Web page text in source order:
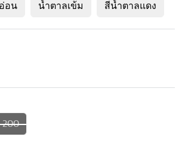
อน น้ำตาลเข้ม สีน้ำตาลแดง
200